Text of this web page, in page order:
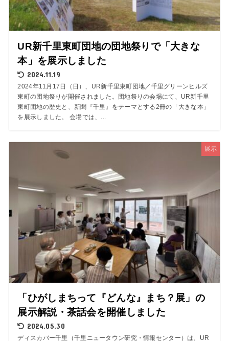
UR新千里東町団地の団地祭りで「大きな
本」を展示しました
2024.11.19
2024年11月17日（日）、UR新千里東町団地／千里グリーンヒルズ
東町の団地祭りが開催されました。団地祭りの会場にて、UR新千里
東町団地の歴史と、新聞『千里』をテーマとする2冊の「大きな本」
を展示しました。 会場では、...
展示
「ひがしまちって『どんな』まち？展」の
展示解説・茶話会を開催しました
2024.05.30
ディスカバー千里（千里ニュータウン研究・情報センター）は、UR